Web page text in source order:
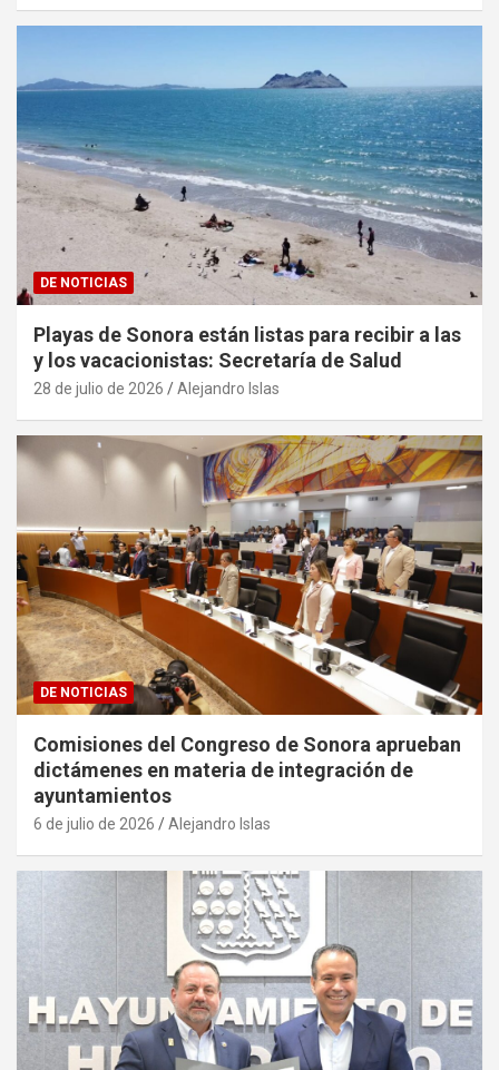
DE NOTICIAS
Playas de Sonora están listas para recibir a las
y los vacacionistas: Secretaría de Salud
28 de julio de 2026 Alejandro Islas
DE NOTICIAS
Comisiones del Congreso de Sonora aprueban
dictámenes en materia de integración de
ayuntamientos
6 de julio de 2026 Alejandro Islas